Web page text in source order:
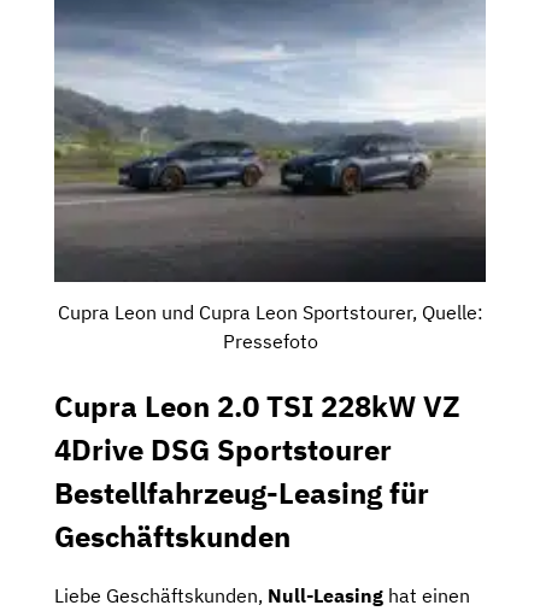
Cupra Leon und Cupra Leon Sportstourer, Quelle:
Pressefoto
Cupra Leon 2.0 TSI 228kW VZ
4Drive DSG Sportstourer
Bestellfahrzeug-Leasing für
Geschäftskunden
Liebe Geschäftskunden, Null-Leasing hat einen